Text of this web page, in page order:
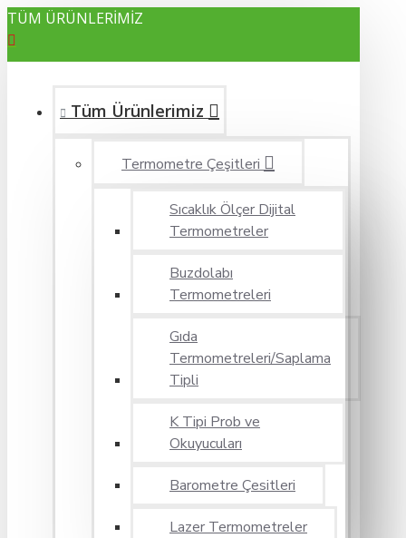
TÜM ÜRÜNLERİMİZ
Tüm Ürünlerimiz
Termometre Çeşitleri
Sıcaklık Ölçer Dijital
Termometreler
Buzdolabı
Termometreleri
Gıda
Termometreleri/Saplama
Tipli
K Tipi Prob ve
Okuyucuları
Barometre Çesitleri
Lazer Termometreler